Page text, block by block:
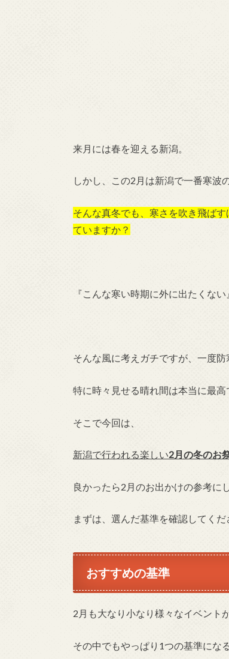
来月には春を迎える新潟。
しかし、この2月は新潟で一番寒波
そんな真冬でも、寒さを吹き飛ば
ていますか？
『こんな寒い時期に外に出たくない
そんな風に考えガチですが、一度
特に時々見せる晴れ間は本当に最高
そこで今回は、
新潟で行われる楽しい2月の冬のお
良かったら2月のお出かけの参考に
まずは、選んだ基準を確認してくだ
おすすめの基準
2月も大なり小なり様々なイベント
その中でもやっぱり1つの基準にな